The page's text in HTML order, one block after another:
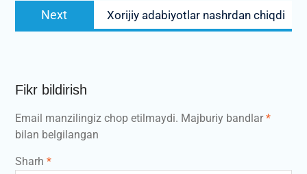
Next
Next
post:
Xorijiy adabiyotlar nashrdan chiqdi
Fikr bildirish
Email manzilingiz chop etilmaydi. Majburiy bandlar*
bilan belgilangan
Sharh *